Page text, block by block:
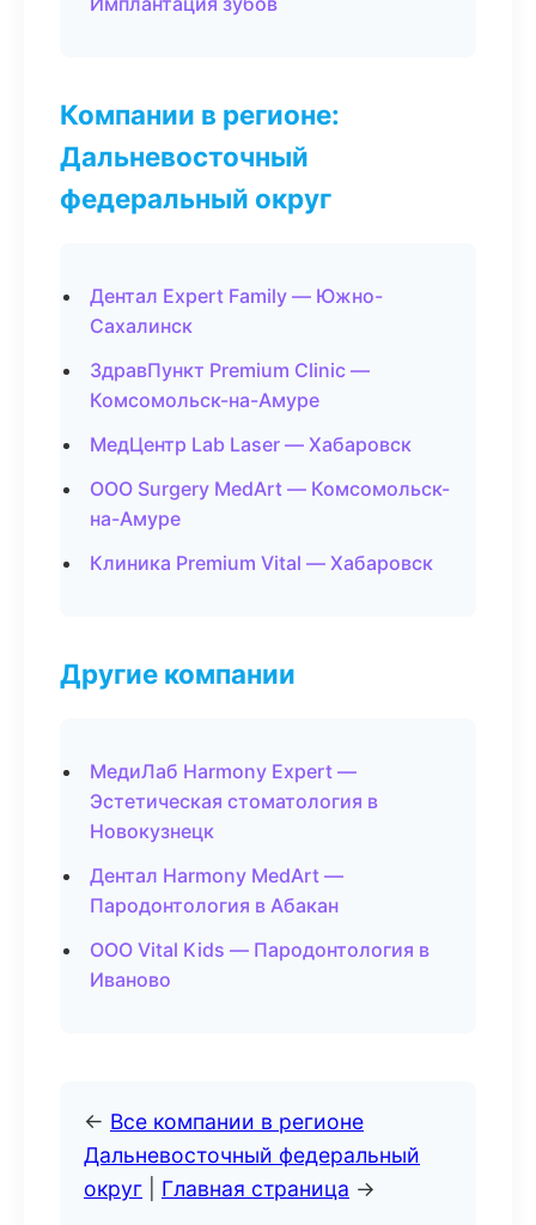
Компании в регионе:
Дальневосточный
федеральный округ
Дентал Expert Family — Южно-
Сахалинск
ЗдравПункт Premium Clinic —
Комсомольск-на-Амуре
МедЦентр Lab Laser — Хабаровск
ООО Surgery MedArt — Комсомольск-
на-Амуре
Клиника Premium Vital — Хабаровск
Другие компании
МедиЛаб Harmony Expert —
Эстетическая стоматология в
Новокузнецк
Дентал Harmony MedArt —
Пародонтология в Абакан
ООО Vital Kids — Пародонтология в
Иваново
← Все компании в регионе
Дальневосточный федеральный
округ
Главная страница →